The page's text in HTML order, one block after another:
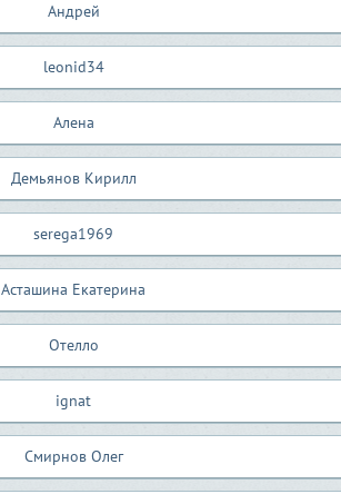
Андрей
leonid34
Алена
Демьянов Кирилл
serega1969
Асташина Екатерина
Отелло
ignat
Смирнов Олег